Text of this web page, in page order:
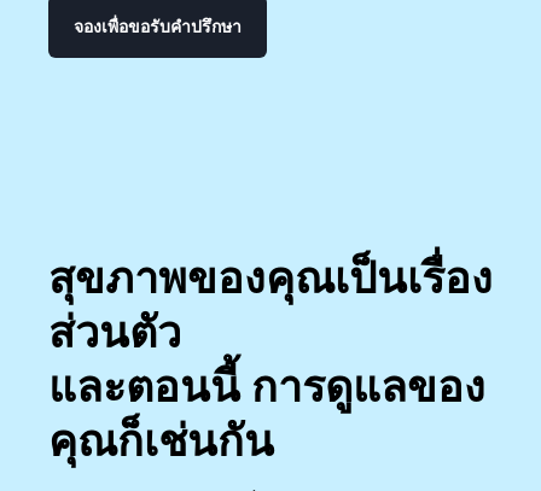
จองเพื่อขอรับคำปรึกษา
สุขภาพของคุณเป็นเรื่อง
ส่วนตัว
และตอนนี้ การดูแลของ
คุณก็เช่นกัน